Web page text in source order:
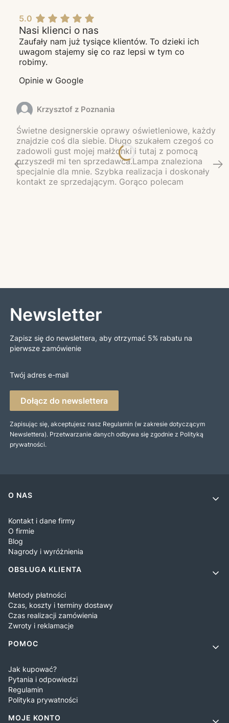
5.0
Nasi klienci o nas
Zaufały nam już tysiące klientów. To dzieki ich
uwagom stajemy się co raz lepsi w tym co
robimy.
Opinie w Google
Krzysztof z Poznania
Świetne designerskie oprawy oświetleniowe, każdy
znajdzie coś dla siebie. Długo szukałem czegoś co
zadowoli gust mojej małżonki i tutaj z pomocą
przyszedł mi ten sprzedawca.Lampa znaleziona
specjalnie dla mnie. Szybka realizacja i doskonały
kontakt ze sprzedającym. Gorąco polecam
Newsletter
Zapisz się do newslettera, aby otrzymać 5% rabatu na
pierwsze zamówienie
Twój adres e-mail
Dołącz do newslettera
Zapisując się, akceptujesz nasz Regulamin (w zakresie dotyczącym
Newslettera). Przetwarzanie danych odbywa się zgodnie z Polityką
prywatności.
Linki w stopce
O NAS
Kontakt i dane firmy
O firmie
Blog
Nagrody i wyróżnienia
OBSŁUGA KLIENTA
Metody płatności
Czas, koszty i terminy dostawy
Czas realizacji zamówienia
Zwroty i reklamacje
POMOC
Jak kupować?
Pytania i odpowiedzi
Regulamin
Polityka prywatności
MOJE KONTO